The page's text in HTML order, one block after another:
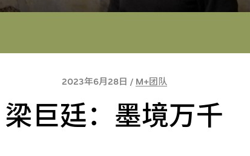
2023年6月28日 / M+团队
梁巨廷：墨境万千